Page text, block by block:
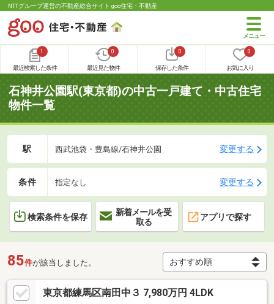
NTTグループ運営の不動産総合サイト goo住宅・不動産
1
最近検索した条件
0
最近見た物件
0
保存した条件
0
お気に入り
石神井公園駅(東京都)の中古一戸建て・中古住宅
物件一覧
駅 西武池袋・豊島線/石神井公園 変更する
条件 指定なし 変更する
検索条件を保存
新着メールを受
取る
アプリで探す
85件が該当しました。
東京都練馬区南田中３ 7,980万円 4LDK